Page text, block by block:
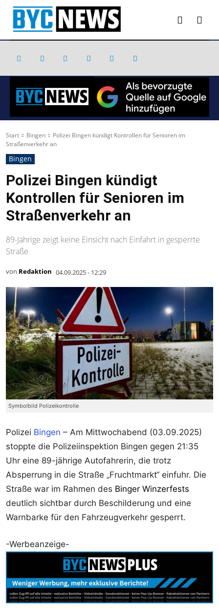
Start Bingen
Polizei Bingen kündigt Kontrollen für Senioren im
Straßenverkehr an
Bingen
Polizei Bingen kündigt
Kontrollen für Senioren im
Straßenverkehr an
89-Jährige zeigt keine Einsicht nach Einfahrt in gesperrte
Straße
von Redaktion 04.09.2025 - 12:29
Symbolbild Polizeikontrolle
Polizei Bingen – Am Mittwochabend (03.09.2025)
stoppte die Polizeiinspektion Bingen gegen 21:35
Uhr eine 89-jährige Autofahrerin, die trotz
Absperrung in die Straße „Fruchtmarkt“ einfuhr. Die
Straße war im Rahmen des Binger Winzerfests
deutlich sichtbar durch Beschilderung und eine
Warnbarke für den Fahrzeugverkehr gesperrt.
-Werbeanzeige-